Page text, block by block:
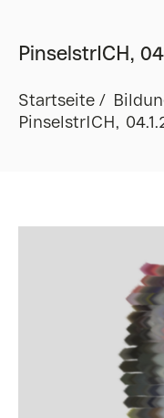
PinselstrICH,
Startseite
PinselstrICH,